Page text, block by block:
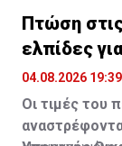
Πτώση
ελπίδες
Ορμούζ
04.08.2026 19:39
Οι τιμές του